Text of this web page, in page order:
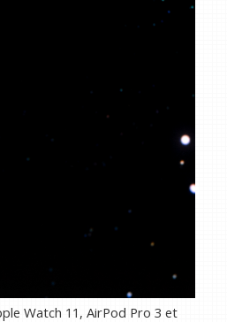
Watch 11, AirPod Pro 3 et